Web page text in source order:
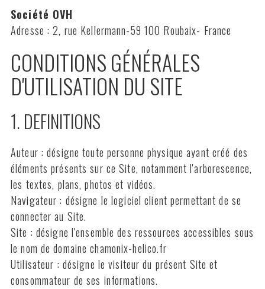
Société OVH
Adresse : 2, rue Kellermann-59 100 Roubaix- France
CONDITIONS GÉNÉRALES
D'UTILISATION DU SITE
1. DEFINITIONS
Auteur : désigne toute personne physique ayant créé des
éléments présents sur ce Site, notamment l'arborescence,
les textes, plans, photos et vidéos.
Navigateur : désigne le logiciel client permettant de se
connecter au Site.
Site : désigne l'ensemble des ressources accessibles sous
le nom de domaine chamonix-helico.fr
Utilisateur : désigne le visiteur du présent Site et
consommateur de ses informations.